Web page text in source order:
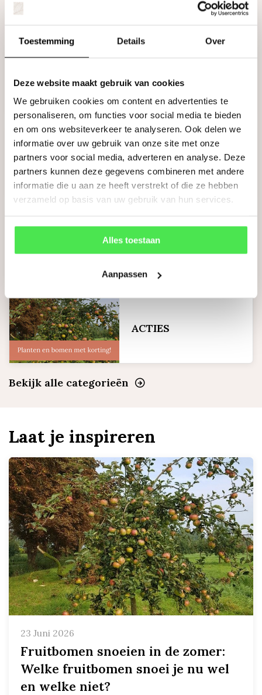
Toestemming Details Over
Deze website maakt gebruik van cookies
We gebruiken cookies om content en advertenties te
personaliseren, om functies voor social media te bieden
en om ons websiteverkeer te analyseren. Ook delen we
informatie over uw gebruik van onze site met onze
partners voor social media, adverteren en analyse. Deze
partners kunnen deze gegevens combineren met andere
informatie die u aan ze heeft verstrekt of die ze hebben
verzameld op basis van uw gebruik van hun services.
Alles toestaan
Aanpassen
Klimplanten
Siergrassen
Fruit
ACTIES
Bekijk alle categorieën
Laat je inspireren
23 Juni 2026
Fruitbomen snoeien in de zomer:
Welke fruitbomen snoei je nu wel
en welke niet?